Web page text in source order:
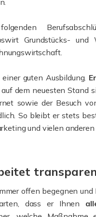
Grundstücks- und
guten Ausbildung.
dem neuesten Stand
sowie der Besuch
So bleibt er stets
und vielen anderen
offen begegnen
dass er Ihnen